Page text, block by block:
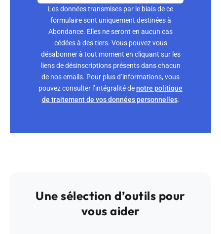
Les données transmises par le biais de ce
formulaire sont uniquement destinées à
Abondance. Elles ne seront en aucun cas
cédées à des tiers. Vous pouvez vous
désabonner à tout moment en cliquant sur les
liens de désinscriptions présents dans chacun
de nos emails. Pour plus d’informations, vous
pouvez consulter l’intégralité denotre politique
de traitement de vos données personnelles.
Une sélection d’outils pour
vous aider